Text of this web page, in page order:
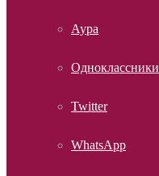
Аура
Одноклассники
Twitter
WhatsApp